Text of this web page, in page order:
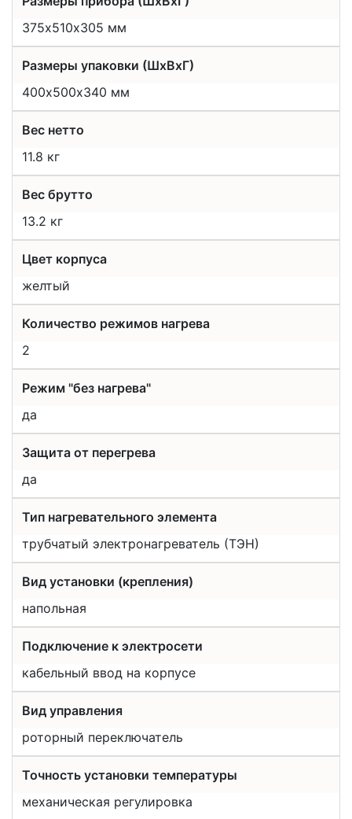
375х510х305 мм
Размеры упаковки (ШхВхГ)
400х500х340 мм
Вес нетто
11.8 кг
Вес брутто
13.2 кг
Цвет корпуса
желтый
Количество режимов нагрева
2
Режим "без нагрева"
да
Защита от перегрева
да
Тип нагревательного элемента
трубчатый электронагреватель (ТЭН)
Вид установки (крепления)
напольная
Подключение к электросети
кабельный ввод на корпусе
Вид управления
роторный переключатель
Точность установки температуры
механическая регулировка